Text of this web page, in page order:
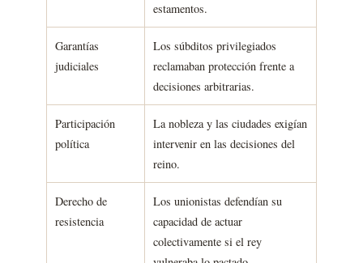
estamentos.
Garantías
judiciales
Los súbditos privilegiados
reclamaban protección frente a
decisiones arbitrarias.
Participación
política
La nobleza y las ciudades exigían
intervenir en las decisiones del
reino.
Derecho de
resistencia
Los unionistas defendían su
capacidad de actuar
colectivamente si el rey